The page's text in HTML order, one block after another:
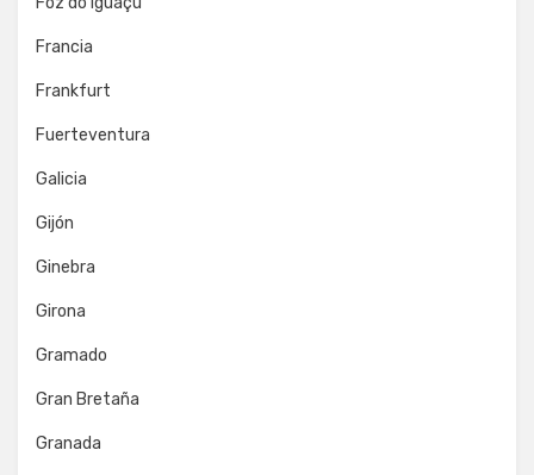
Francia
Frankfurt
Fuerteventura
Galicia
Gijón
Ginebra
Girona
Gramado
Gran Bretaña
Granada